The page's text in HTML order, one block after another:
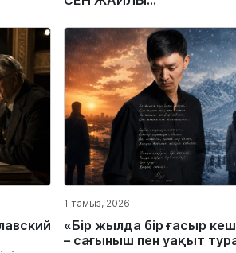
1 тамыз, 2026
«Бір жылда бір ғасыр
– сағыныш пен уақыт